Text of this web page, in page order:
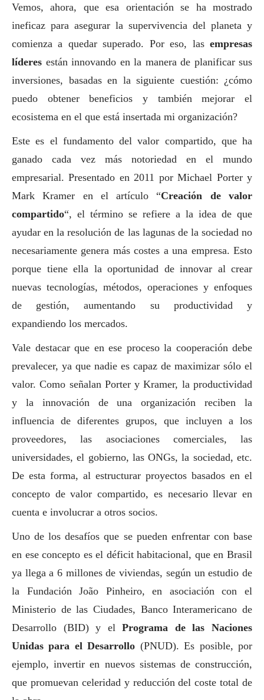
Vemos, ahora, que esa orientación se ha mostrado
ineficaz para asegurar la supervivencia del planeta y
comienza a quedar superado. Por eso, lasempresas
líderes están innovando en la manera de planificar sus
inversiones, basadas en la siguiente cuestión: ¿cómo
puedo obtener beneficios y también mejorar el
ecosistema en el que está insertada mi organización?
Este es el fundamento del valor compartido, que ha
ganado cada vez más notoriedad en el mundo
empresarial. Presentado en 2011 por Michael Porter y
Mark Kramer en el artículo “Creación de valor
compartido“, el término se refiere a la idea de que
ayudar en la resolución de las lagunas de la sociedad no
necesariamente genera más costes a una empresa. Esto
porque tiene ella la oportunidad de innovar al crear
nuevas tecnologías, métodos, operaciones y enfoques
de gestión, aumentando su productividad y
expandiendo los mercados.
Vale destacar que en ese proceso la cooperación debe
prevalecer, ya que nadie es capaz de maximizar sólo el
valor. Como señalan Porter y Kramer, la productividad
y la innovación de una organización reciben la
influencia de diferentes grupos, que incluyen a los
proveedores, las asociaciones comerciales, las
universidades, el gobierno, las ONGs, la sociedad, etc.
De esta forma, al estructurar proyectos basados ​​en el
concepto de valor compartido, es necesario llevar en
cuenta e involucrar a otros socios.
Uno de los desafíos que se pueden enfrentar con base
en ese concepto es el déficit habitacional, que en Brasil
ya llega a 6 millones de viviendas, según un estudio de
la Fundación João Pinheiro, en asociación con el
Ministerio de las Ciudades, Banco Interamericano de
Desarrollo (BID) y elPrograma de las Naciones
Unidas para el Desarrollo (PNUD). Es posible, por
ejemplo, invertir en nuevos sistemas de construcción,
que promuevan celeridad y reducción del coste total de